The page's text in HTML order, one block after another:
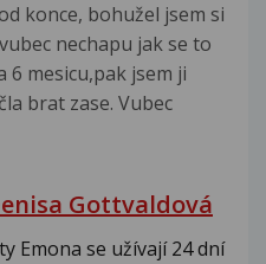
konce, bohužel jsem si
nechapu jak se to
6 mesicu,pak jsem ji
brat zase. Vubec
Gottvaldová
Emona se užívají 24 dní